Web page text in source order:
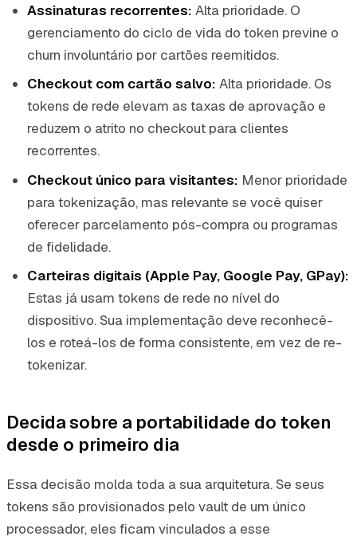
Assinaturas recorrentes: Alta prioridade. O
gerenciamento do ciclo de vida do token previne o
churn involuntário por cartões reemitidos.
Checkout com cartão salvo: Alta prioridade. Os
tokens de rede elevam as taxas de aprovação e
reduzem o atrito no checkout para clientes
recorrentes.
Checkout único para visitantes: Menor prioridade
para tokenização, mas relevante se você quiser
oferecer parcelamento pós-compra ou programas
de fidelidade.
Carteiras digitais (Apple Pay, Google Pay, GPay):
Estas já usam tokens de rede no nível do
dispositivo. Sua implementação deve reconhecê-
los e roteá-los de forma consistente, em vez de re-
tokenizar.
Decida sobre a portabilidade do token
desde o primeiro dia
Essa decisão molda toda a sua arquitetura. Se seus
tokens são provisionados pelo vault de um único
processador, eles ficam vinculados a esse